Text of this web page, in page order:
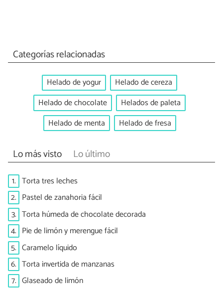
Categorías relacionadas
Helado de yogur
Helado de cereza
Helado de chocolate
Helados de paleta
Helado de menta
Helado de fresa
Lo más visto Lo último
1. Torta tres leches
2. Pastel de zanahoria fácil
3. Torta húmeda de chocolate decorada
4. Pie de limón y merengue fácil
5. Caramelo líquido
6. Torta invertida de manzanas
7. Glaseado de limón